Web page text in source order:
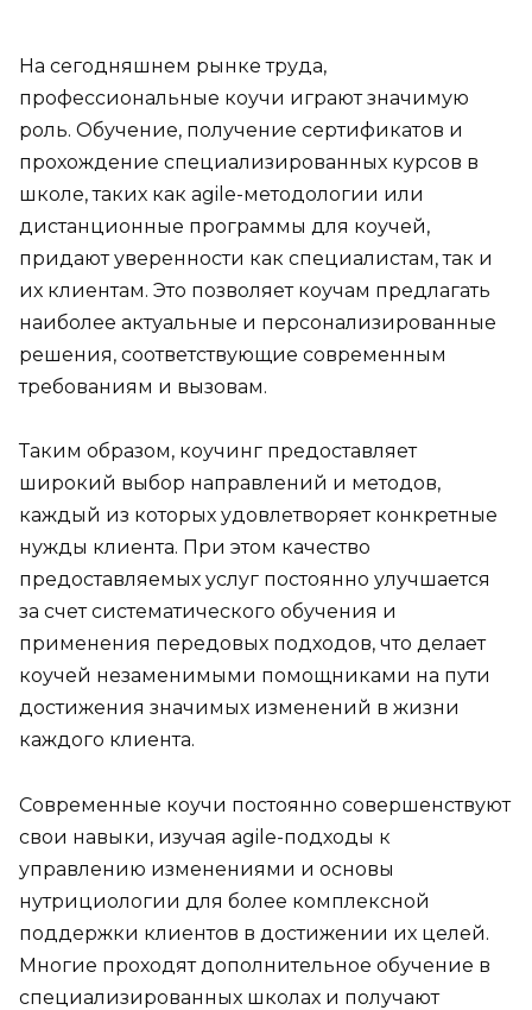
На сегодняшнем рынке труда,
профессиональные коучи играют значимую
роль. Обучение, получение сертификатов и
прохождение специализированных курсов в
школе, таких как agile-методологии или
дистанционные программы для коучей,
придают уверенности как специалистам, так и
их клиентам. Это позволяет коучам предлагать
наиболее актуальные и персонализированные
решения, соответствующие современным
требованиям и вызовам.
Таким образом, коучинг предоставляет
широкий выбор направлений и методов,
каждый из которых удовлетворяет конкретные
нужды клиента. При этом качество
предоставляемых услуг постоянно улучшается
за счет систематического обучения и
применения передовых подходов, что делает
коучей незаменимыми помощниками на пути
достижения значимых изменений в жизни
каждого клиента.
Современные коучи постоянно совершенствуют
свои навыки, изучая agile-подходы к
управлению изменениями и основы
нутрициологии для более комплексной
поддержки клиентов в достижении их целей.
Многие проходят дополнительное обучение в
специализированных школах и получают